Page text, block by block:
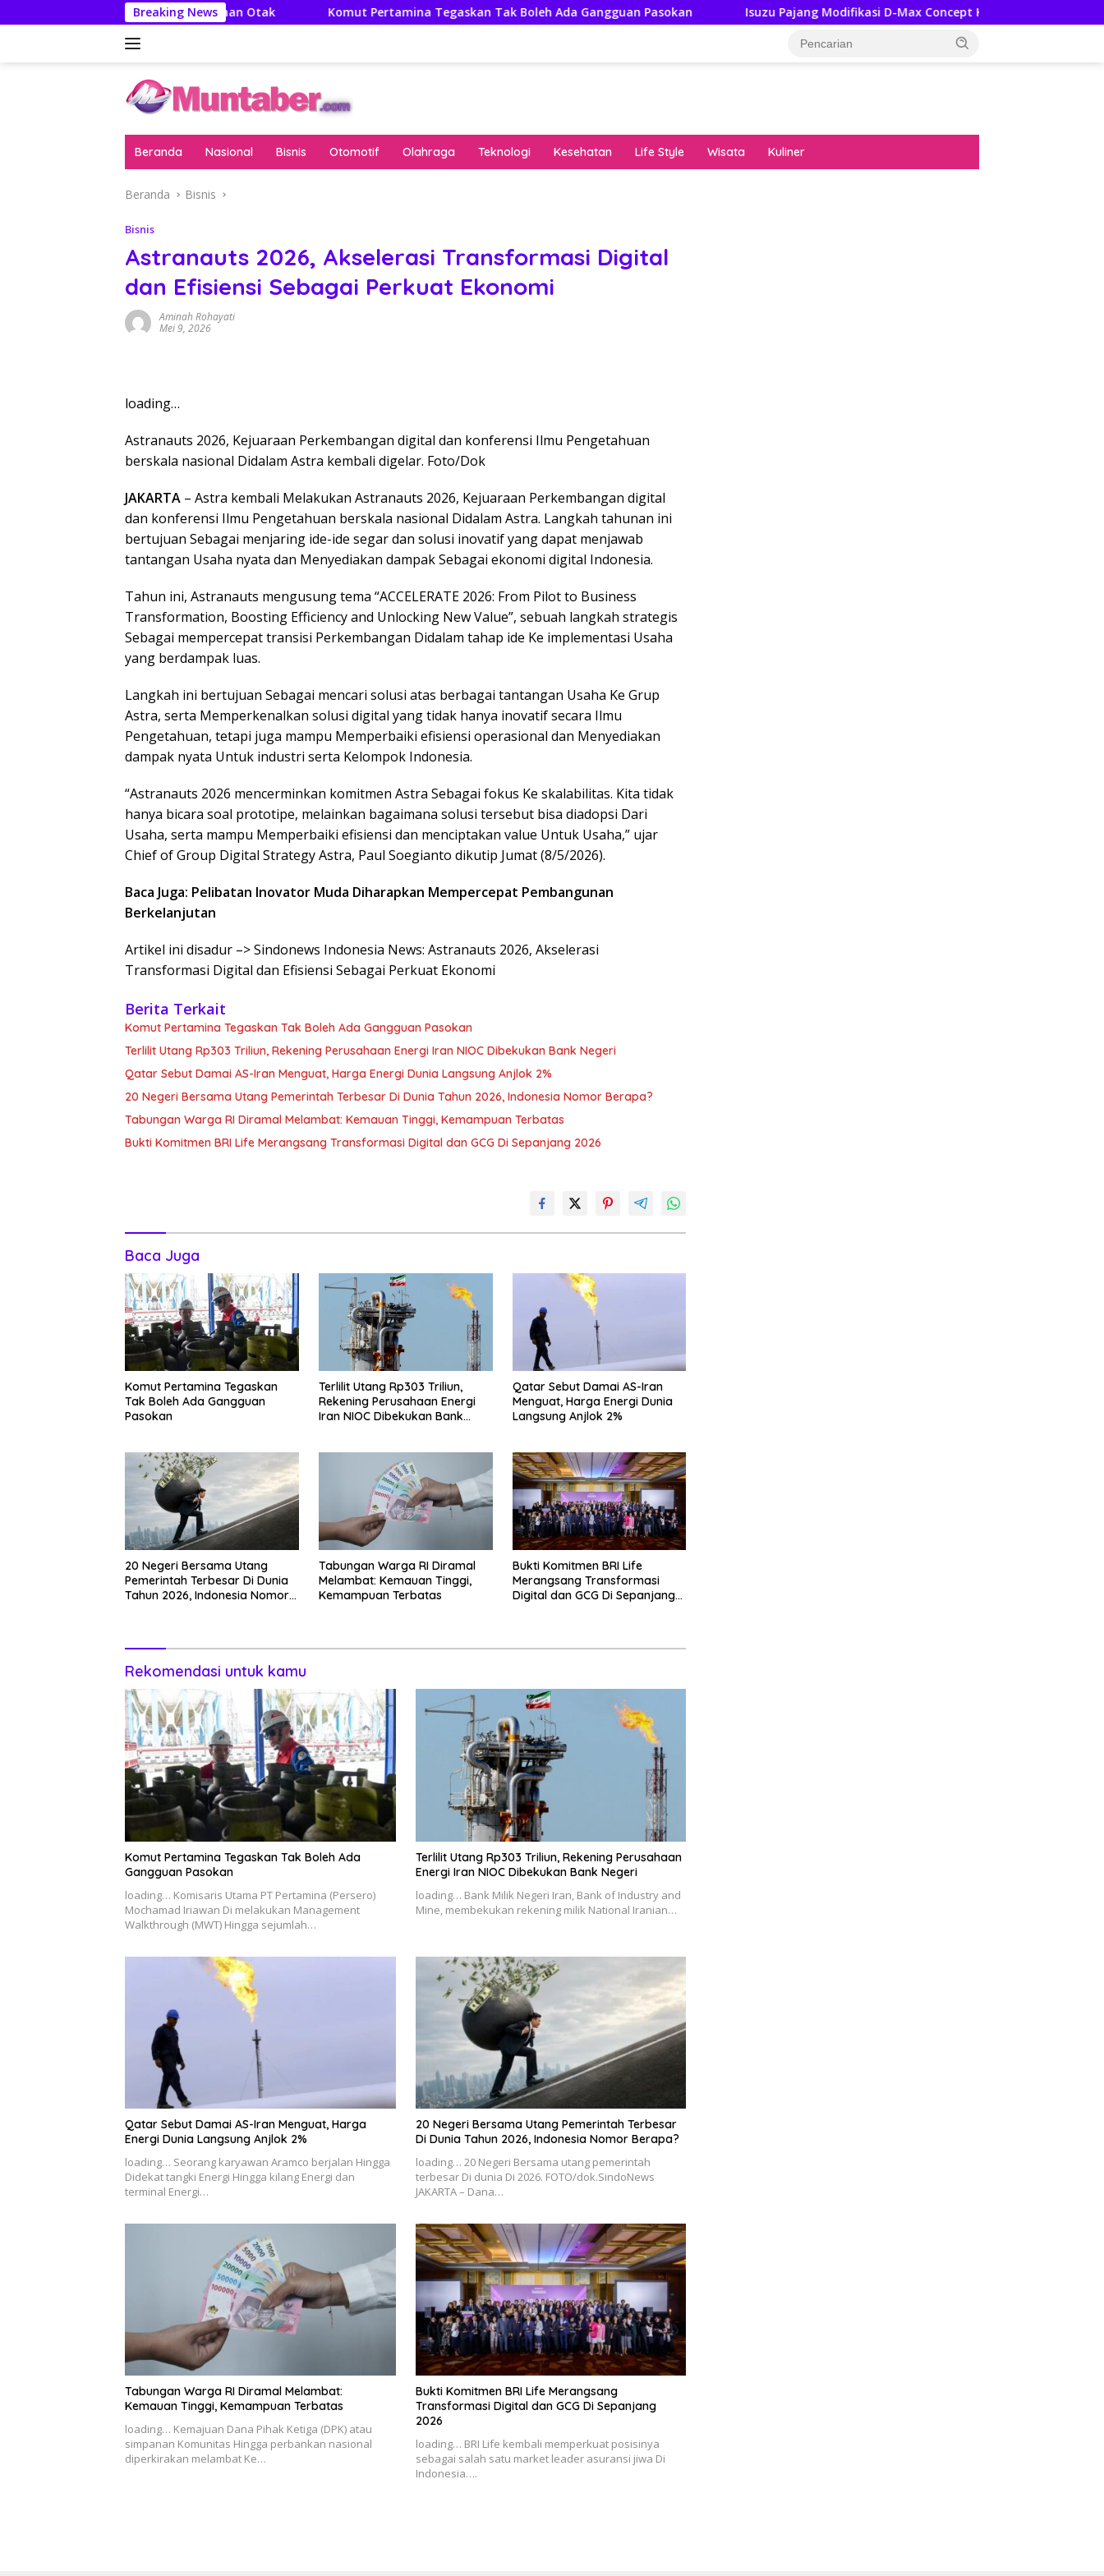
ke
Breaking News
Literatur Itu Minuman Otak Komut Pertamina Tegaskan Tak Boleh Ada Gangguan Pasokan Isuzu Pajang Modifikasi D-Max Concept Ke GIIAS 2026, Ini Ubahannya
Beranda Nasional Bisnis Otomotif Olahraga Teknologi Kesehatan Life Style Wisata Kuliner
Beranda Bisnis
Bisnis
Astranauts 2026, Akselerasi Transformasi Digital
dan Efisiensi Sebagai Perkuat Ekonomi
Aminah Rohayati
Mei 9, 2026
loading…
Astranauts 2026, Kejuaraan Perkembangan digital dan konferensi Ilmu Pengetahuan
berskala nasional Didalam Astra kembali digelar. Foto/Dok
JAKARTA – Astra kembali Melakukan Astranauts 2026, Kejuaraan Perkembangan digital
dan konferensi Ilmu Pengetahuan berskala nasional Didalam Astra. Langkah tahunan ini
bertujuan Sebagai menjaring ide-ide segar dan solusi inovatif yang dapat menjawab
tantangan Usaha nyata dan Menyediakan dampak Sebagai ekonomi digital Indonesia.
Tahun ini, Astranauts mengusung tema “ACCELERATE 2026: From Pilot to Business
Transformation, Boosting Efficiency and Unlocking New Value”, sebuah langkah strategis
Sebagai mempercepat transisi Perkembangan Didalam tahap ide Ke implementasi Usaha
yang berdampak luas.
Langkah ini bertujuan Sebagai mencari solusi atas berbagai tantangan Usaha Ke Grup
Astra, serta Memperkenalkan solusi digital yang tidak hanya inovatif secara Ilmu
Pengetahuan, tetapi juga mampu Memperbaiki efisiensi operasional dan Menyediakan
dampak nyata Untuk industri serta Kelompok Indonesia.
“Astranauts 2026 mencerminkan komitmen Astra Sebagai fokus Ke skalabilitas. Kita tidak
hanya bicara soal prototipe, melainkan bagaimana solusi tersebut bisa diadopsi Dari
Usaha, serta mampu Memperbaiki efisiensi dan menciptakan value Untuk Usaha,” ujar
Chief of Group Digital Strategy Astra, Paul Soegianto dikutip Jumat (8/5/2026).
Baca Juga: Pelibatan Inovator Muda Diharapkan Mempercepat Pembangunan
Berkelanjutan
Artikel ini disadur –> Sindonews Indonesia News: Astranauts 2026, Akselerasi
Transformasi Digital dan Efisiensi Sebagai Perkuat Ekonomi
Berita Terkait
Komut Pertamina Tegaskan Tak Boleh Ada Gangguan Pasokan
Terlilit Utang Rp303 Triliun, Rekening Perusahaan Energi Iran NIOC Dibekukan Bank Negeri
Qatar Sebut Damai AS-Iran Menguat, Harga Energi Dunia Langsung Anjlok 2%
20 Negeri Bersama Utang Pemerintah Terbesar Di Dunia Tahun 2026, Indonesia Nomor Berapa?
Tabungan Warga RI Diramal Melambat: Kemauan Tinggi, Kemampuan Terbatas
Bukti Komitmen BRI Life Merangsang Transformasi Digital dan GCG Di Sepanjang 2026
Baca Juga
Komut Pertamina Tegaskan
Tak Boleh Ada Gangguan
Pasokan
Terlilit Utang Rp303 Triliun,
Rekening Perusahaan Energi
Iran NIOC Dibekukan Bank
Qatar Sebut Damai AS-Iran
Menguat, Harga Energi Dunia
Langsung Anjlok 2%
20 Negeri Bersama Utang
Pemerintah Terbesar Di Dunia
Tahun 2026, Indonesia Nomor
Tabungan Warga RI Diramal
Melambat: Kemauan Tinggi,
Kemampuan Terbatas
Bukti Komitmen BRI Life
Merangsang Transformasi
Digital dan GCG Di Sepanjang
Rekomendasi untuk kamu
Komut Pertamina Tegaskan Tak Boleh Ada
Gangguan Pasokan
loading… Komisaris Utama PT Pertamina (Persero)
Mochamad Iriawan Di melakukan Management
Walkthrough (MWT) Hingga sejumlah…
Terlilit Utang Rp303 Triliun, Rekening Perusahaan
Energi Iran NIOC Dibekukan Bank Negeri
loading… Bank Milik Negeri Iran, Bank of Industry and
Mine, membekukan rekening milik National Iranian…
Qatar Sebut Damai AS-Iran Menguat, Harga
Energi Dunia Langsung Anjlok 2%
loading… Seorang karyawan Aramco berjalan Hingga
Didekat tangki Energi Hingga kilang Energi dan
terminal Energi…
20 Negeri Bersama Utang Pemerintah Terbesar
Di Dunia Tahun 2026, Indonesia Nomor Berapa?
loading… 20 Negeri Bersama utang pemerintah
terbesar Di dunia Di 2026. FOTO/dok.SindoNews
JAKARTA – Dana…
Tabungan Warga RI Diramal Melambat:
Kemauan Tinggi, Kemampuan Terbatas
loading… Kemajuan Dana Pihak Ketiga (DPK) atau
simpanan Komunitas Hingga perbankan nasional
diperkirakan melambat Ke…
Bukti Komitmen BRI Life Merangsang
Transformasi Digital dan GCG Di Sepanjang
2026
loading… BRI Life kembali memperkuat posisinya
sebagai salah satu market leader asuransi jiwa Di
Indonesia….